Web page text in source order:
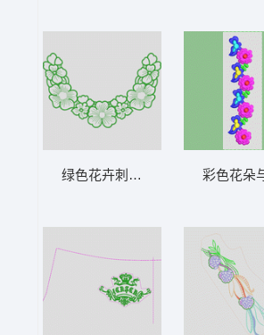
绿色花卉刺绣装饰图案 衣领彩色花朵